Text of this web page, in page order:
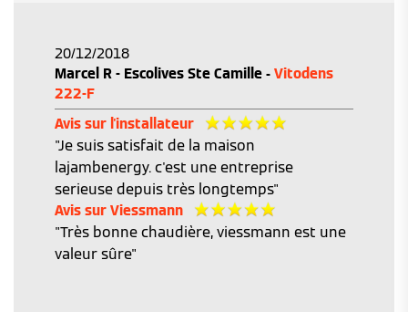
20/12/2018
Marcel R - Escolives Ste Camille - Vitodens
222-F
Avis sur l'installateur
"Je suis satisfait de la maison
lajambenergy. c'est une entreprise
serieuse depuis très longtemps"
Avis sur Viessmann
"Très bonne chaudière, viessmann est une
valeur sûre"